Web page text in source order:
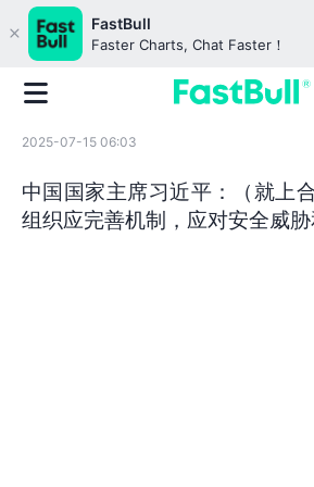
FastBull
Faster Charts, Chat Faster！
2025-07-15 06:03
中国国家主席习近平：（就上
组织应完善机制，应对安全威胁